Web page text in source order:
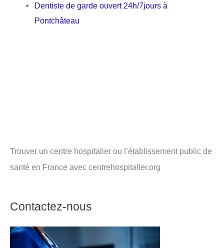
Dentiste de garde ouvert 24h/7jours à
Pontchâteau
Trouver un centre hospitalier ou l’établissement public de
santé en France avec centrehospitalier.org
Contactez-nous